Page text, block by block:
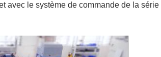
avec le système de commande de la série